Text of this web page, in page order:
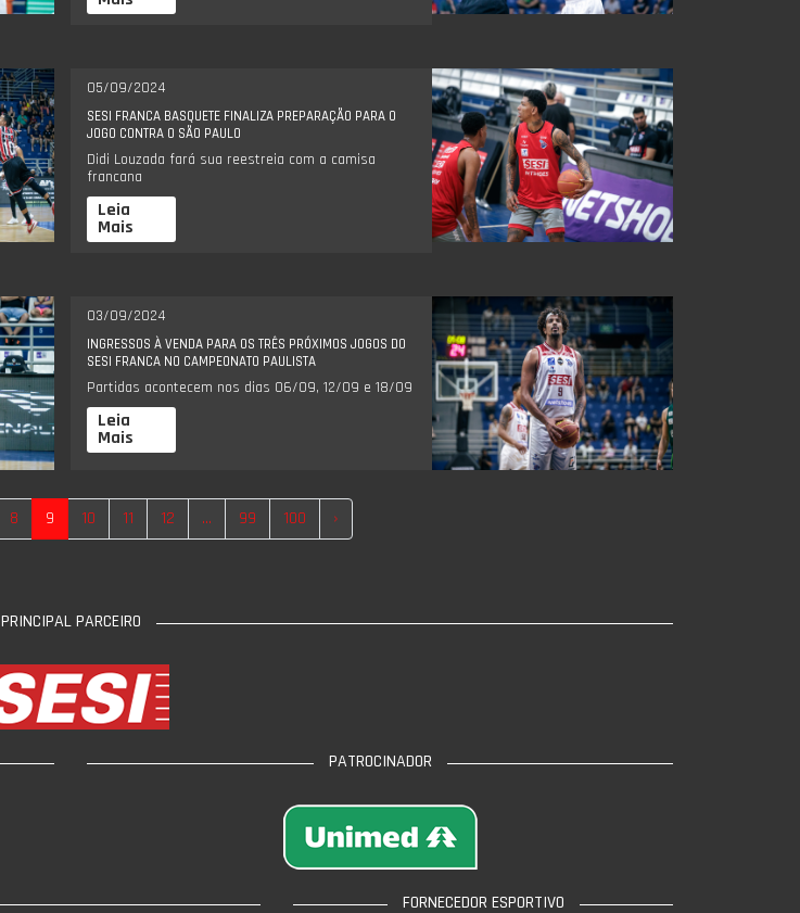
05/09/2024
SESI FRANCA BASQUETE FINALIZA PREPARAÇÃO PARA O
JOGO CONTRA O SÃO PAULO
Didi Louzada fará sua reestreia com a camisa
francana
Leia
Mais
03/09/2024
INGRESSOS À VENDA PARA OS TRÊS PRÓXIMOS JOGOS DO
SESI FRANCA NO CAMPEONATO PAULISTA
Partidas acontecem nos dias 06/09, 12/09 e 18/09
Leia
Mais
8 9 10 11 12 ... 99 100 ›
PRINCIPAL PARCEIRO
PATROCINADOR
FORNECEDOR ESPORTIVO